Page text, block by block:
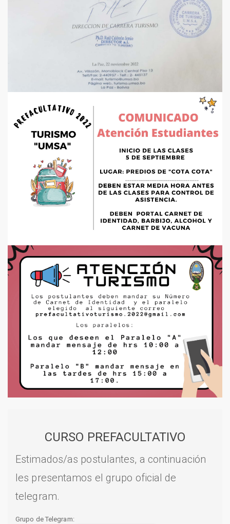
CURSO PREFACULTATIVO
Estimados/as postulantes, a continuación
les presentamos el grupo oficial de
telegram.
Grupo de Telegram: